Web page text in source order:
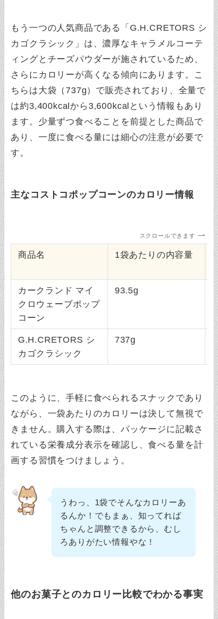
もう一つの人気商品である「G.H.CRETORS シ
カゴクラシック」は、濃厚なキャラメルコーテ
ィングとチーズパウダーが施されているため、
さらにカロリーが高くなる傾向にあります。こ
ちらは大袋（737g）で販売されており、全量で
は約3,400kcalから3,600kcalという情報もあり
ます。少量ずつ食べることを前提とした商品で
あり、一度に食べる量には細心の注意が必要で
す。
主なコストコポップコーンのカロリー情報
スクロールできます
商品名 1袋あたりの内容量
カークランド マイ
クロウェーブポップ
コーン
93.5g
G.H.CRETORS シ
カゴクラシック
737g
このように、手軽に食べられるスナックであり
ながら、一袋あたりのカロリーは決して無視で
きません。購入する際は、パッケージに記載さ
れている栄養成分表示を確認し、食べる量を計
画する習慣をつけましょう。
うわっ、1袋でそんなカロリーあ
るんか！でもまぁ、知ってれば
ちゃんと調整できるから、むし
ろありがたい情報やな！
他のお菓子とのカロリー比較でわかる事実